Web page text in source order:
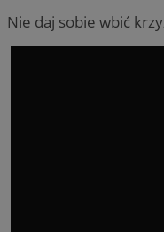
Nie daj sobie wbić